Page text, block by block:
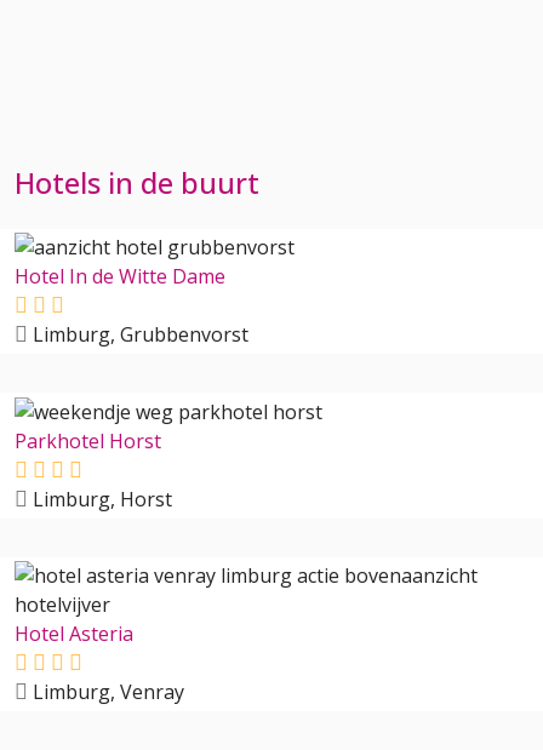
Hotels in de buurt
Hotel In de Witte Dame
Limburg, Grubbenvorst
Parkhotel Horst
Limburg, Horst
Hotel Asteria
Limburg, Venray